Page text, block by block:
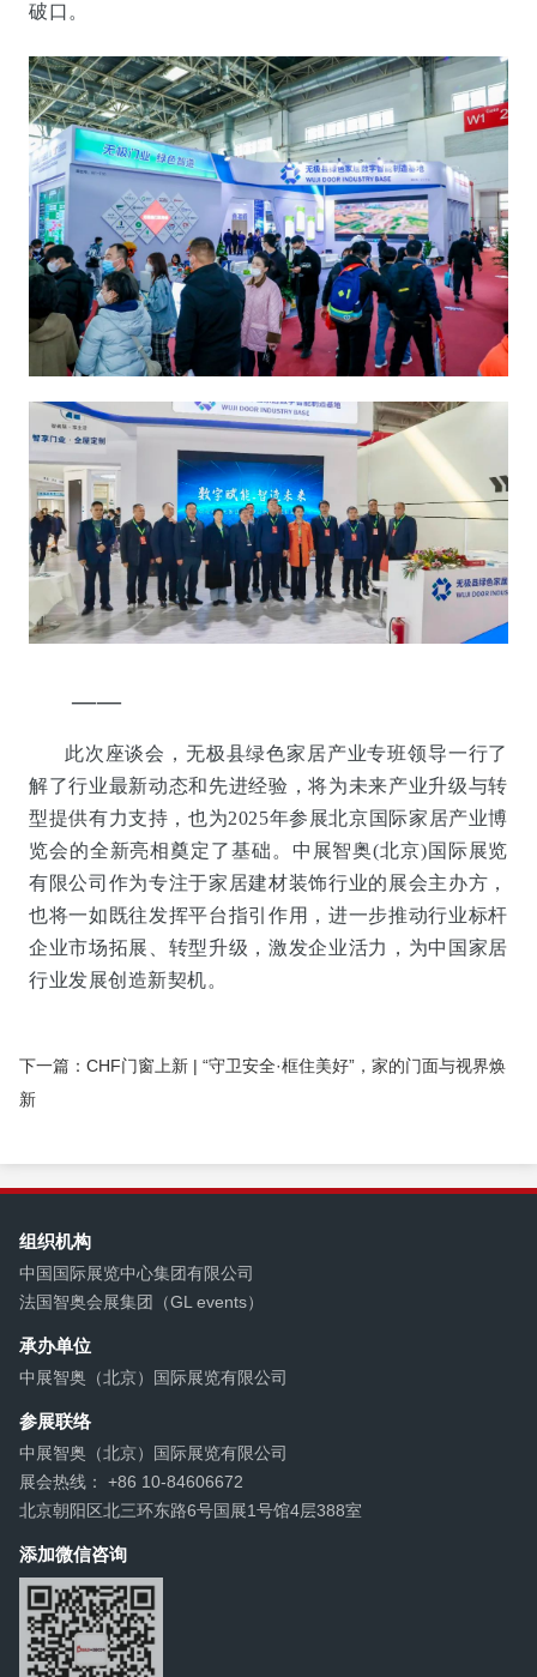
破口。
——
此次座谈会，无极县绿色家居产业专班领导一行了
解了行业最新动态和先进经验，将为未来产业升级与转
型提供有力支持，也为2025年参展北京国际家居产业博
览会的全新亮相奠定了基础。中展智奥(北京)国际展览
有限公司作为专注于家居建材装饰行业的展会主办方，
也将一如既往发挥平台指引作用，进一步推动行业标杆
企业市场拓展、转型升级，激发企业活力，为中国家居
行业发展创造新契机。
下一篇：CHF门窗上新 | “守卫安全·框住美好”，家的门面与视界焕
新
组织机构
中国国际展览中心集团有限公司
法国智奥会展集团（GL events）
承办单位
中展智奥（北京）国际展览有限公司
参展联络
中展智奥（北京）国际展览有限公司
展会热线： +86 10-84606672
北京朝阳区北三环东路6号国展1号馆4层388室
添加微信咨询